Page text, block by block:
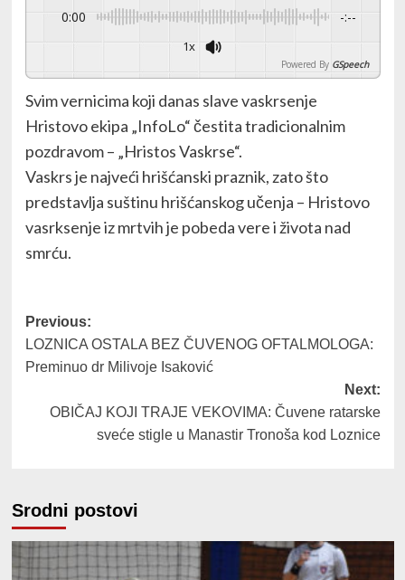
0:00 -:--
1x
Powered By GSpeech
Svim vernicima koji danas slave vaskrsenje
Hristovo ekipa „InfoLo“ čestita tradicionalnim
pozdravom – „Hristos Vaskrse“.
Vaskrs je najveći hrišćanski praznik, zato što
predstavlja suštinu hrišćanskog učenja – Hristovo
vasrksenje iz mrtvih je pobeda vere i života nad
smrću.
Post
navigation
Previous:
LOZNICA OSTALA BEZ ČUVENOG OFTALMOLOGA:
Preminuo dr Milivoje Isaković
Next:
OBIČAJ KOJI TRAJE VEKOVIMA: Čuvene ratarske
sveće stigle u Manastir Tronoša kod Loznice
Srodni postovi